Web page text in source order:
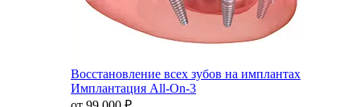
Восстановление всех зубов на имплантах
Имплантация All-On-3